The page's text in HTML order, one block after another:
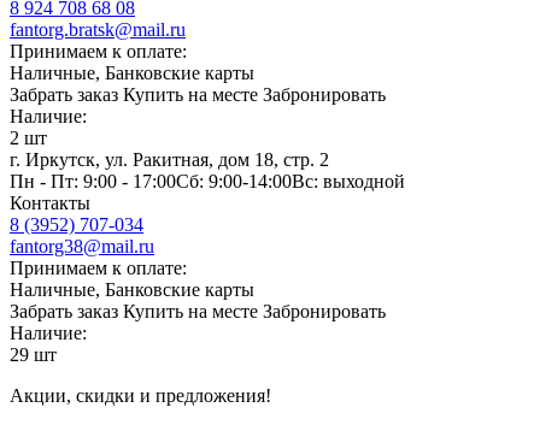
8 924 708 68 08
fantorg.bratsk@mail.ru
Принимаем к оплате:
Наличные, Банковские карты
Забрать заказ Купить на месте Забронировать
Наличие:
2 шт
г. Иркутск, ул. Ракитная, дом 18, стр. 2
Пн - Пт: 9:00 - 17:00Сб: 9:00-14:00Вс: выходной
Контакты
8 (3952) 707-034
fantorg38@mail.ru
Принимаем к оплате:
Наличные, Банковские карты
Забрать заказ Купить на месте Забронировать
Наличие:
29 шт
Акции, скидки и предложения!